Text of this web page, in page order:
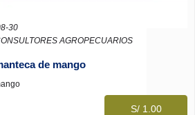
30
AGROPECUARIOS
de mango
S/ 1.00